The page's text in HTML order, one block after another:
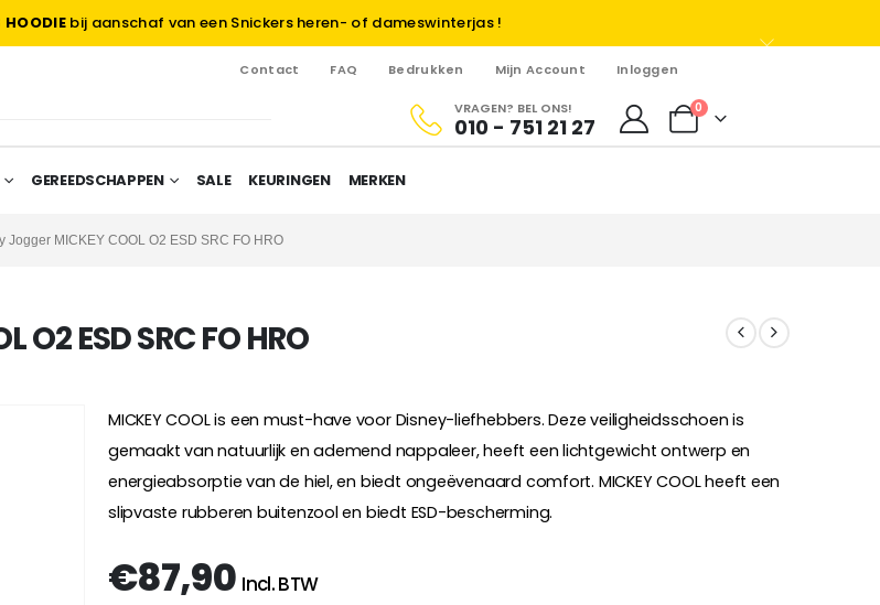
HOODIE bij aanschaf van een Snickers heren- of dameswinterjas !
Contact FAQ Bedrukken Mijn Account Inloggen
VRAGEN? BEL ONS!
010 - 751 21 27
0
GEREEDSCHAPPEN SALE KEURINGEN MERKEN
Jogger MICKEY COOL O2 ESD SRC FO HRO
O2 ESD SRC FO HRO
MICKEY COOL is een must-have voor Disney-liefhebbers. Deze veiligheidsschoen is
gemaakt van natuurlijk en ademend nappaleer, heeft een lichtgewicht ontwerp en
energieabsorptie van de hiel, en biedt ongeëvenaard comfort. MICKEY COOL heeft een
slipvaste rubberen buitenzool en biedt ESD-bescherming.
€87,90 Incl. BTW